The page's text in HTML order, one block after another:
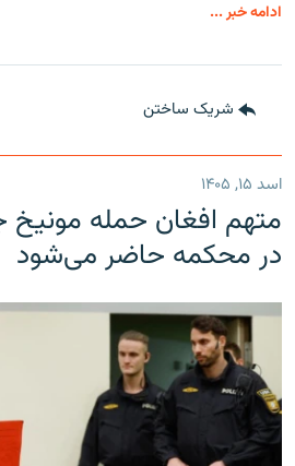
ادامه خبر ...
شریک ساختن
اسد ۱۵, ۱۴۰۵
متهم افغان حمله مونیخ
در محکمه حاضر می‌شود